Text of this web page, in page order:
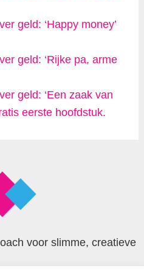
geld: ‘Happy money’
geld: ‘Rijke pa, arme
geld: ‘Een zaak van
eerste hoofdstuk.
voor slimme, creatieve